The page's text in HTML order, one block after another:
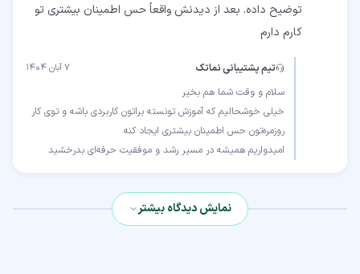
توضیح داده. بعد از دیدنش واقعاً حس اطمینان بیشتری تو
کارم دارم
تیم پشتیبانی نماتک ۷ آبان ۱۴۰۴
خیلی خوشحالیم که آموزش تونسته براتون کاربردی باشه و توی کار
امیدواریم همیشه در مسیر رشد و موفقیت حرفه‌ای بدرخشید
نمایش دیدگاه بیشتر